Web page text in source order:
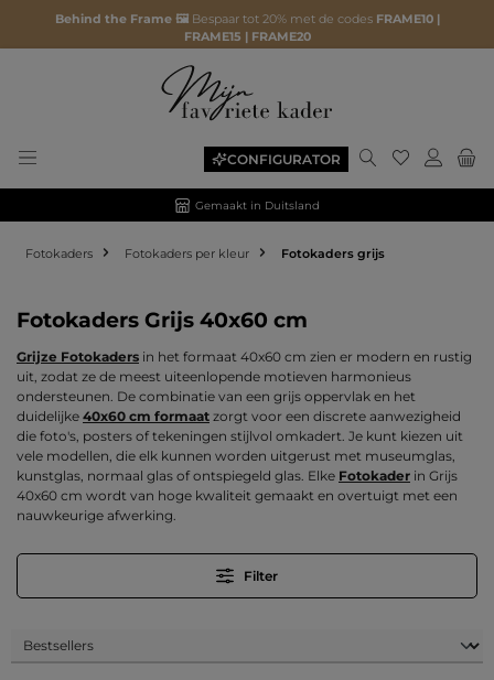
Behind the Frame 🖼️ Bespaar tot 20% met de codes FRAME10 |
FRAME15 | FRAME20
CONFIGURATOR Je hebt 0
Gemaakt in Duitsland
Fotokaders Fotokaders per kleur Fotokaders grijs
Fotokaders Grijs 40x60 cm
Grijze Fotokaders in het formaat 40x60 cm zien er modern en rustig
uit, zodat ze de meest uiteenlopende motieven harmonieus
ondersteunen. De combinatie van een grijs oppervlak en het
duidelijke 40x60 cm formaat zorgt voor een discrete aanwezigheid
die foto's, posters of tekeningen stijlvol omkadert. Je kunt kiezen uit
vele modellen, die elk kunnen worden uitgerust met museumglas,
kunstglas, normaal glas of ontspiegeld glas. Elke Fotokader in Grijs
40x60 cm wordt van hoge kwaliteit gemaakt en overtuigt met een
nauwkeurige afwerking.
Filter